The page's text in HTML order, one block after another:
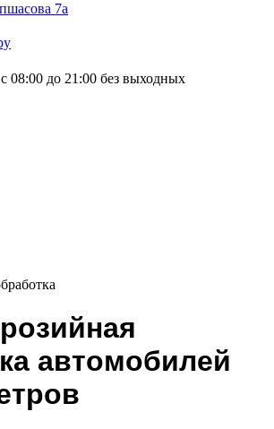
7а
08:00 до 21:00 без выходных
автомобилей